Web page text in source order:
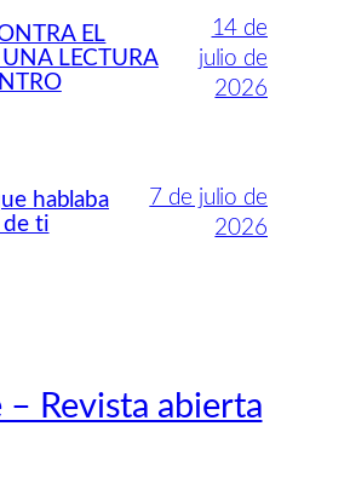
EL
LECTURA
14 de
julio de
2026
hablaba
de ti
7 de julio de
2026
– Revista abierta